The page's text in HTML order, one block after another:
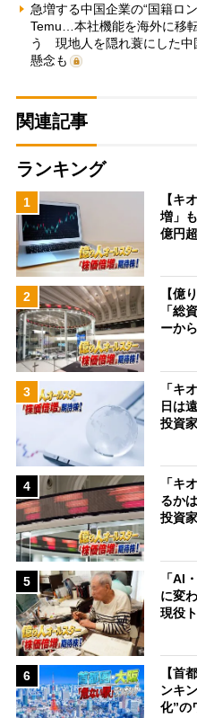
急増する中国企業の“国籍ロ
Temu…本社機能を海外に移
う 現地人を隠れ蓑にした中
懸念も
関連記事
ランキング
1
【キ
増」
億円
2
【億
「総
ーか
3
「キ
日は
投資
4
「キ
るか
投資
5
「AI
に変
現役
6
【首
ンキ
化”